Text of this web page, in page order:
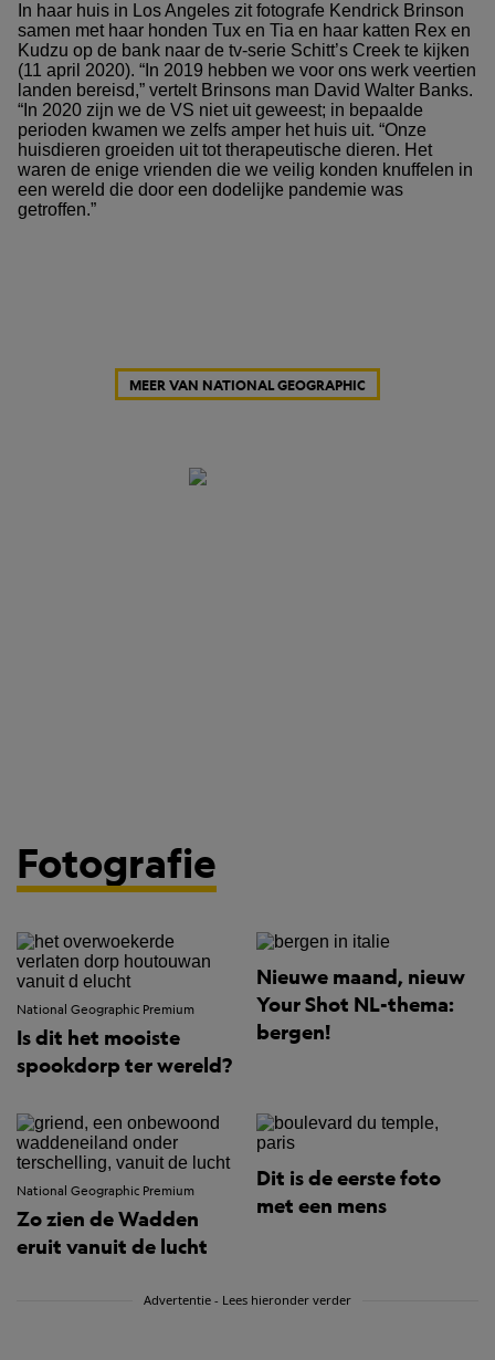
In haar huis in Los Angeles zit fotografe Kendrick Brinson
samen met haar honden Tux en Tia en haar katten Rex en
Kudzu op de bank naar de tv-serie Schitt’s Creek te kijken
(11 april 2020). “In 2019 hebben we voor ons werk veertien
landen bereisd,” vertelt Brinsons man David Walter Banks.
“In 2020 zijn we de VS niet uit geweest; in bepaalde
perioden kwamen we zelfs amper het huis uit. “Onze
huisdieren groeiden uit tot therapeutische dieren. Het
waren de enige vrienden die we veilig konden knuffelen in
een wereld die door een dodelijke pandemie was
getroffen.”
MEER VAN NATIONAL GEOGRAPHIC
Fotografie
National Geographic Premium
Is dit het mooiste
spookdorp ter wereld?
Nieuwe maand, nieuw
Your Shot NL-thema:
bergen!
National Geographic Premium
Zo zien de Wadden
eruit vanuit de lucht
Dit is de eerste foto
met een mens
Advertentie - Lees hieronder verder